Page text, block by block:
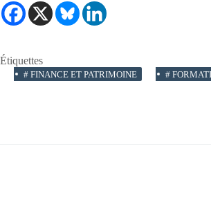
Étiquettes
# FINANCE ET PATRIMOINE #